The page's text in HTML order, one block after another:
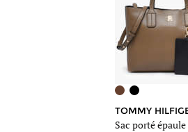
TOMMY
Sac porté